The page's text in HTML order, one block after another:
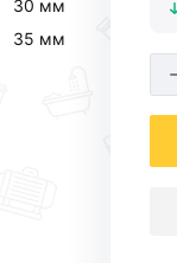
30 мм
35 мм